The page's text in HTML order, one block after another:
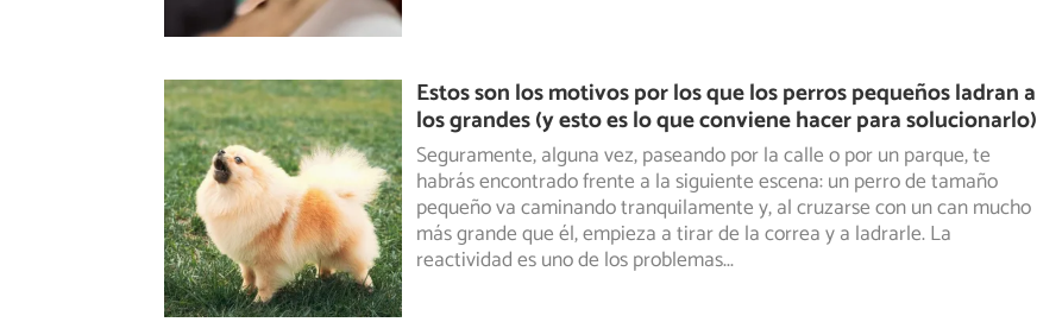
Estos son los motivos por los que los perros pequeños ladran a
los grandes (y esto es lo que conviene hacer para solucionarlo)
Seguramente, alguna vez, paseando por la calle o por un parque, te
habrás encontrado frente a la siguiente escena: un perro de tamaño
pequeñova caminando tranquilamente y, al cruzarse con un can mucho
más grande que él, empieza a tirar de la correa y a ladrarle. La
reactividad es uno de los problemas...